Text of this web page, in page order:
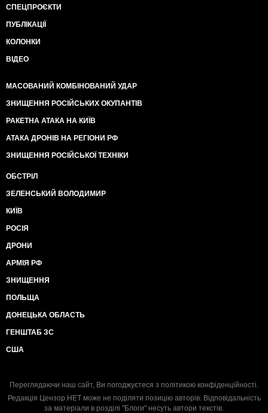
СПЕЦПРОЄКТИ
ПУБЛІКАЦІЇ
КОЛОНКИ
ВІДЕО
МАСОВАНИЙ КОМБІНОВАНИЙ УДАР
ЗНИЩЕННЯ РОСІЙСЬКИХ ОКУПАНТІВ
РАКЕТНА АТАКА НА КИЇВ
АТАКА ДРОНІВ НА РЕГІОНИ РФ
ЗНИЩЕННЯ РОСІЙСЬКОЇ ТЕХНІКИ
ОБСТРІЛ
ЗЕЛЕНСЬКИЙ ВОЛОДИМИР
КИЇВ
РОСІЯ
ДРОНИ
АРМІЯ РФ
ЗНИЩЕННЯ
ПОЛЬЩА
ДОНЕЦЬКА ОБЛАСТЬ
ГЕНШТАБ ЗС
США
Переглядаючи наш сайт, Ви погоджуєтеся з політикою конфіденційності.
Редакція Цензор.НЕТ може не поділяти позицію авторів. Відповідальність
за матеріали в розділі "Блоги" несуть автори текстів.